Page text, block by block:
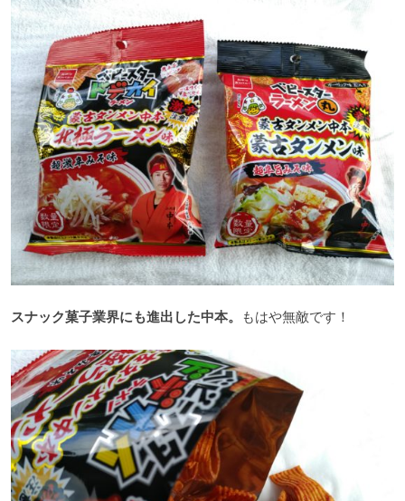
スナック菓子業界にも進出した中本。 もはや無敵です！